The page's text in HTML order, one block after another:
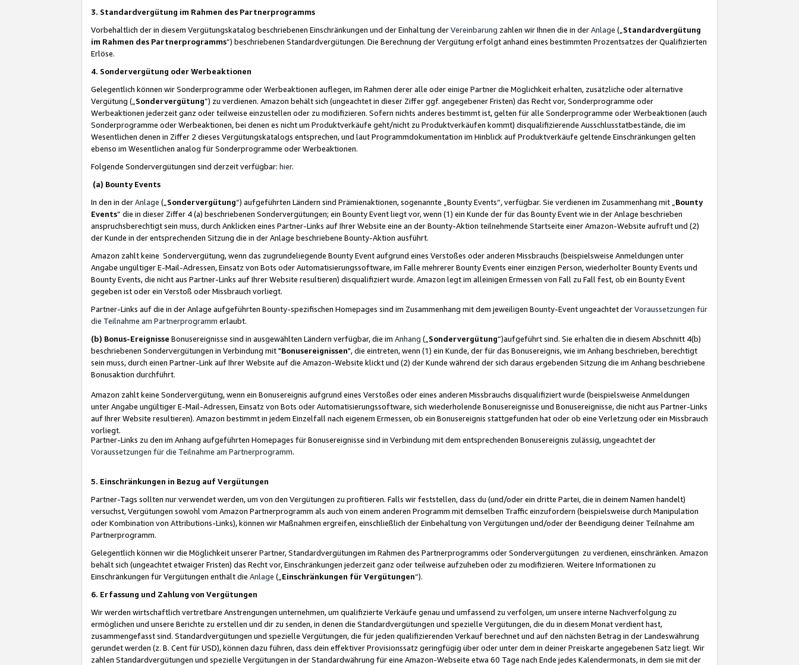
3. Standardvergütung im Rahmen des Partnerprogramms
Vorbehaltlich der in diesem Vergütungskatalog beschriebenen Einschränkungen und der Einhaltung derVereinbarung zahlen wir Ihnen die in derAnlage („ Standardvergütung
im Rahmen des Partnerprogramms“) beschriebenen Standardvergütungen. Die Berechnung der Vergütung erfolgt anhand eines bestimmten Prozentsatzes der Qualifizierten
Erlöse.
4. Sondervergütung oder Werbeaktionen
Gelegentlich können wir Sonderprogramme oder Werbeaktionen auflegen, im Rahmen derer alle oder einige Partner die Möglichkeit erhalten, zusätzliche oder alternative
Vergütung („ Sondervergütung”) zu verdienen. Amazon behält sich (ungeachtet in dieser Ziffer ggf. angegebener Fristen) das Recht vor, Sonderprogramme oder
Werbeaktionen jederzeit ganz oder teilweise einzustellen oder zu modifizieren. Sofern nichts anderes bestimmt ist, gelten für alle Sonderprogramme oder Werbeaktionen (auch
Sonderprogramme oder Werbeaktionen, bei denen es nicht um Produktverkäufe geht/nicht zu Produktverkäufen kommt) disqualifizierende Ausschlusstatbestände, die im
Wesentlichen denen in Ziffer 2 dieses Vergütungskatalogs entsprechen, und laut Programmdokumentation im Hinblick auf Produktverkäufe geltende Einschränkungen gelten
ebenso im Wesentlichen analog für Sonderprogramme oder Werbeaktionen.
Folgende Sondervergütungen sind derzeit verfügbar: hier.
(a) Bounty Events
In den in derAnlage („ Sondervergütung“) aufgeführten Ländern sind Prämienaktionen, sogenannte „Bounty Events“, verfügbar. Sie verdienen im Zusammenhang mit „ Bounty
Events“ die in dieser Ziffer 4 (a) beschriebenen Sondervergütungen; ein Bounty Event liegt vor, wenn (1) ein Kunde der für das Bounty Event wie in der Anlage beschrieben
anspruchsberechtigt sein muss, durch Anklicken eines Partner-Links auf Ihrer Website eine an der Bounty-Aktion teilnehmende Startseite einer Amazon-Website aufruft und (2)
der Kunde in der entsprechenden Sitzung die in der Anlage beschriebene Bounty-Aktion ausführt.
Amazon zahlt keine Sondervergütung, wenn das zugrundeliegende Bounty Event aufgrund eines Verstoßes oder anderen Missbrauchs (beispielsweise Anmeldungen unter
Angabe ungültiger E-Mail-Adressen, Einsatz von Bots oder Automatisierungssoftware, im Falle mehrerer Bounty Events einer einzigen Person, wiederholter Bounty Events und
Bounty Events, die nicht aus Partner-Links auf Ihrer Website resultieren) disqualifiziert wurde. Amazon legt im alleinigen Ermessen von Fall zu Fall fest, ob ein Bounty Event
gegeben ist oder ein Verstoß oder Missbrauch vorliegt.
Partner-Links auf die in der Anlage aufgeführten Bounty-spezifischen Homepages sind im Zusammenhang mit dem jeweiligen Bounty-Event ungeachtet derVoraussetzungen für
die Teilnahme am Partnerprogramm erlaubt.
(b) Bonus-Ereignisse Bonusereignisse sind in ausgewählten Ländern verfügbar, die im Anhang („ Sondervergütung“)aufgeführt sind. Sie erhalten die in diesem Abschnitt 4(b)
beschriebenen Sondervergütungen in Verbindung mit "Bonusereignissen", die eintreten, wenn (1) ein Kunde, der für das Bonusereignis, wie im Anhang beschrieben, berechtigt
sein muss, durch einen Partner-Link auf Ihrer Website auf die Amazon-Website klickt und (2) der Kunde während der sich daraus ergebenden Sitzung die im Anhang beschriebene
Bonusaktion durchführt.
Amazon zahlt keine Sondervergütung, wenn ein Bonusereignis aufgrund eines Verstoßes oder eines anderen Missbrauchs disqualifiziert wurde (beispielsweise Anmeldungen
unter Angabe ungültiger E-Mail-Adressen, Einsatz von Bots oder Automatisierungssoftware, sich wiederholende Bonusereignisse und Bonusereignisse, die nicht aus Partner-Links
auf Ihrer Website resultieren). Amazon bestimmt in jedem Einzelfall nach eigenem Ermessen, ob ein Bonusereignis stattgefunden hat oder ob eine Verletzung oder ein Missbrauch
vorliegt.
Partner-Links zu den im Anhang aufgeführten Homepages für Bonusereignisse sind in Verbindung mit dem entsprechenden Bonusereignis zulässig, ungeachtet der
Voraussetzungen für die Teilnahme am Partnerprogramm.
5. Einschränkungen in Bezug auf Vergütungen
Partner-Tags sollten nur verwendet werden, um von den Vergütungen zu profitieren. Falls wir feststellen, dass du (und/oder ein dritte Partei, die in deinem Namen handelt)
versuchst, Vergütungen sowohl vom Amazon Partnerprogramm als auch von einem anderen Programm mit demselben Traffic einzufordern (beispielsweise durch Manipulation
oder Kombination von Attributions-Links), können wir Maßnahmen ergreifen, einschließlich der Einbehaltung von Vergütungen und/oder der Beendigung deiner Teilnahme am
Partnerprogramm.
Gelegentlich können wir die Möglichkeit unserer Partner, Standardvergütungen im Rahmen des Partnerprogramms oder Sondervergütungen zu verdienen, einschränken. Amazon
behält sich (ungeachtet etwaiger Fristen) das Recht vor, Einschränkungen jederzeit ganz oder teilweise aufzuheben oder zu modifizieren. Weitere Informationen zu
Einschränkungen für Vergütungen enthält die Anlage („ Einschränkungen für Vergütungen“).
6. Erfassung und Zahlung von Vergütungen
Wir werden wirtschaftlich vertretbare Anstrengungen unternehmen, um qualifizierte Verkäufe genau und umfassend zu verfolgen, um unsere interne Nachverfolgung zu
ermöglichen und unsere Berichte zu erstellen und dir zu senden, in denen die Standardvergütungen und spezielle Vergütungen, die du in diesem Monat verdient hast,
zusammengefasst sind. Standardvergütungen und spezielle Vergütungen, die für jeden qualifizierenden Verkauf berechnet und auf den nächsten Betrag in der Landeswährung
gerundet werden (z. B. Cent für USD), können dazu führen, dass dein effektiver Provisionssatz geringfügig über oder unter dem in deiner Preiskarte angegebenen Satz liegt. Wir
zahlen Standardvergütungen und spezielle Vergütungen in der Standardwährung für eine Amazon-Webseite etwa 60 Tage nach Ende jedes Kalendermonats, in dem sie mit der